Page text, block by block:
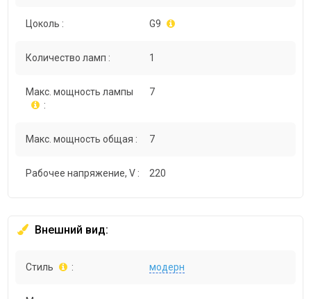
Цоколь : G9
Количество ламп : 1
Макс. мощность лампы
:
7
Макс. мощность общая : 7
Рабочее напряжение, V : 220
Внешний вид:
Стиль : модерн